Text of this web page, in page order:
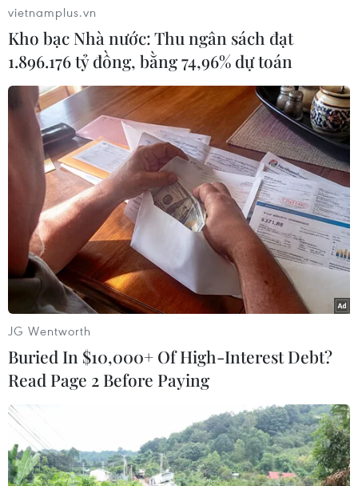
#Ultium Cells #LG Energy
#LG Energy Solution
#Sản xuất pin
Mỹ
Theo dõi VietnamPlus
TIN LIÊN QUAN
vietnamplus.vn
Kho bạc Nhà nước: Thu ngân sách đạt
1.896.176 tỷ đồng, bằng 74,96% dự toán
JG Wentworth
Buried In $10,000+ Of High-Interest Debt?
Read Page 2 Before Paying